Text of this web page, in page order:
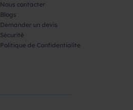
Nous contacter
Blogs
Demander un devis
Sécurité
Politique de Confidentialite